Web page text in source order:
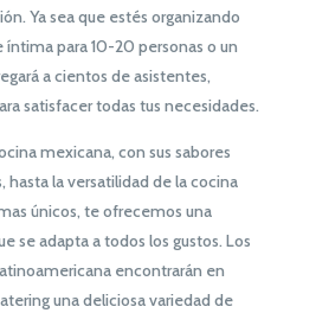
Ya sea que estés organizando
íntima para 10-20 personas o un
a cientos de asistentes,
satisfacer todas tus necesidades.
mexicana, con sus sabores
hasta la versatilidad de la cocina
únicos, te ofrecemos una
se adapta a todos los gustos. Los
encontrarán en
una deliciosa variedad de